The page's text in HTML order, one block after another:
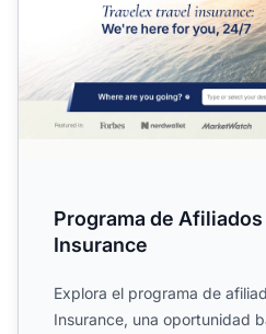
Programa de
Insurance
Explora el programa de
Insurance, una oportunidad